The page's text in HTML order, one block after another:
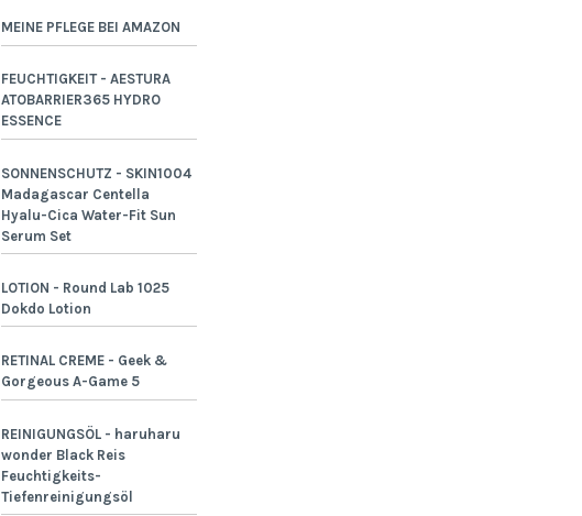
MEINE PFLEGE BEI AMAZON
FEUCHTIGKEIT - AESTURA
ATOBARRIER365 HYDRO
ESSENCE
SONNENSCHUTZ - SKIN1004
Madagascar Centella
Hyalu-Cica Water-Fit Sun
Serum Set
LOTION - Round Lab 1025
Dokdo Lotion
RETINAL CREME - Geek &
Gorgeous A-Game 5
REINIGUNGSÖL - haruharu
wonder Black Reis
Feuchtigkeits-
Tiefenreinigungsöl